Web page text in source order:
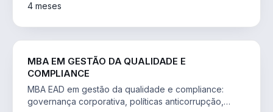
4 meses
MBA EM GESTÃO DA QUALIDADE E
COMPLIANCE
MBA EAD em gestão da qualidade e compliance:
governança corporativa, políticas anticorrupção,